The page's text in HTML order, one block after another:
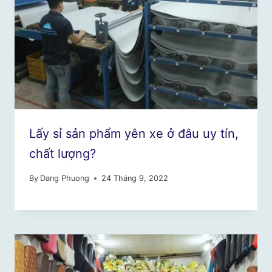
Lấy sỉ sản phẩm yên xe ở đâu uy tín,
chất lượng?
By Dang Phuong 24 Tháng 9, 2022